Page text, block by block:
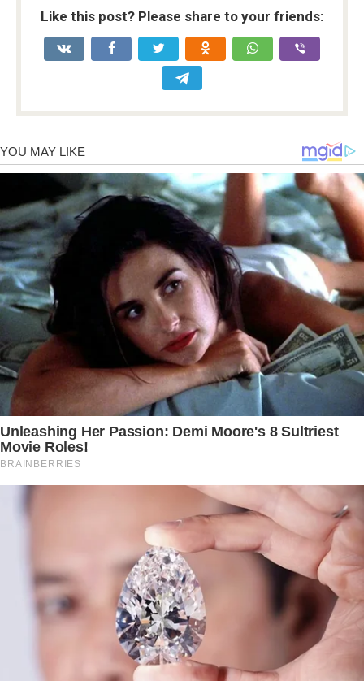
Like this post? Please share to your friends: